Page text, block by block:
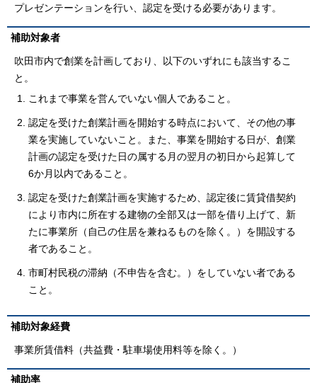
プレゼンテーションを行い、認定を受ける必要があります。
補助対象者
吹田市内で創業を計画しており、以下のいずれにも該当するこ
と。
これまで事業を営んでいない個人であること。
認定を受けた創業計画を開始する時点において、その他の事
業を実施していないこと。また、事業を開始する日が、創業
計画の認定を受けた日の属する月の翌月の初日から起算して
6か月以内であること。
認定を受けた創業計画を実施するため、認定後に賃貸借契約
により市内に所在する建物の全部又は一部を借り上げて、新
たに事業所（自己の住居を兼ねるものを除く。）を開設する
者であること。
市町村民税の滞納（不申告を含む。）をしていない者である
こと。
補助対象経費
事業所賃借料（共益費・駐車場使用料等を除く。）
補助率